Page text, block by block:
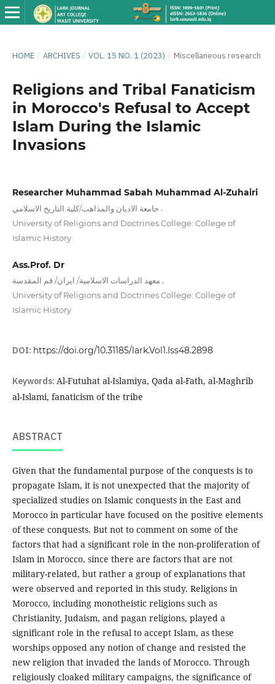
HOME / ARCHIVES / VOL. 15 NO. 1 (2023) / Miscellaneous research
Religions and Tribal Fanaticism
in Morocco's Refusal to Accept
Islam During the Islamic
Invasions
Researcher Muhammad Sabah Muhammad Al-Zuhairi
جامعة الاديان والمذاهب/كلية التاريخ الاسلامي
University of Religions and Doctrines College: College of
Islamic History
Ass.Prof. Dr
معهد الدراسات الاسلامية/ ايران/ قم المقدسة
University of Religions and Doctrines College: College of
Islamic History
DOI: https://doi.org/10.31185/lark.Vol1.Iss48.2898
Keywords: Al-Futuhat al-Islamiya, Qada al-Fath, al-Maghrib
al-Islami, fanaticism of the tribe
ABSTRACT
Given that the fundamental purpose of the conquests is to
propagate Islam, it is not unexpected that the majority of
specialized studies on Islamic conquests in the East and
Morocco in particular have focused on the positive elements
of these conquests. But not to comment on some of the
factors that had a significant role in the non-proliferation of
Islam in Morocco, since there are factors that are not
military-related, but rather a group of explanations that
were observed and reported in this study. Religions in
Morocco, including monotheistic religions such as
Christianity, Judaism, and pagan religions, played a
significant role in the refusal to accept Islam, as these
worships opposed any notion of change and resisted the
new religion that invaded the lands of Morocco. Through
religiously cloaked military campaigns, the significance of